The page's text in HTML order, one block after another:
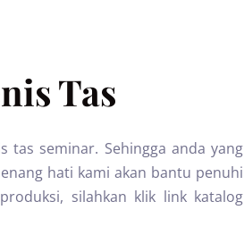
Tas
tas seminar. Sehingga anda yang
hati kami akan bantu penuhi
silahkan klik link katalog